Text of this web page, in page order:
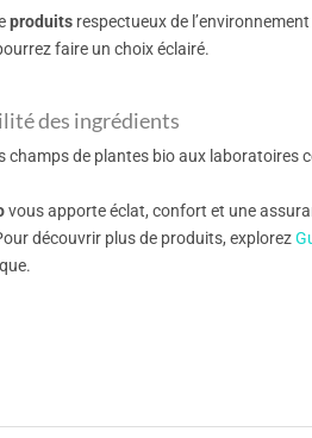
produitsrespectueux de
faire un choix éclairé.
des ingrédients
champs de plantes bio aux laboratoires
vous apporte éclat, confort et une
découvrir plus de produits, explorez